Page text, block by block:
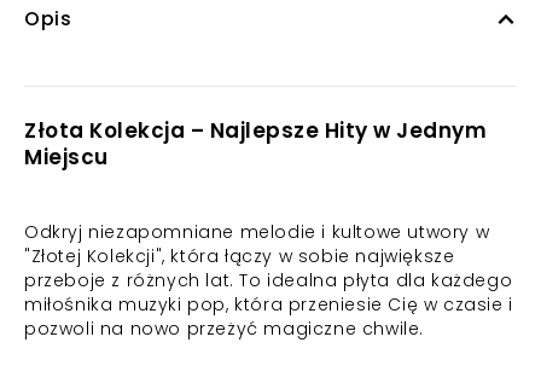
Opis
Złota Kolekcja – Najlepsze Hity w Jednym
Miejscu
Odkryj niezapomniane melodie i kultowe utwory w
"Złotej Kolekcji", która łączy w sobie największe
przeboje z różnych lat. To idealna płyta dla każdego
miłośnika muzyki pop, która przeniesie Cię w czasie i
pozwoli na nowo przeżyć magiczne chwile.